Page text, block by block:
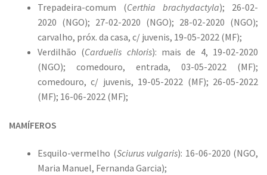
Trepadeira-comum (Certhia brachydactyla); 26-02-
2020 (NGO); 27-02-2020 (NGO); 28-02-2020 (NGO);
carvalho, próx. da casa, c/ juvenis, 19-05-2022 (MF);
Verdilhão (Carduelis chloris): mais de 4, 19-02-2020
(NGO); comedouro, entrada, 03-05-2022 (MF);
comedouro, c/ juvenis, 19-05-2022 (MF); 26-05-2022
(MF); 16-06-2022 (MF);
MAMÍFEROS
Esquilo-vermelho (Sciurus vulgaris): 16-06-2020 (NGO,
Maria Manuel, Fernanda Garcia);